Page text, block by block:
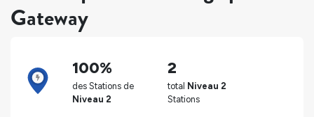
Gateway
100%
des Stations de
Niveau 2
2
total Niveau 2
Stations